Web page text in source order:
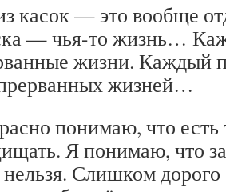
касок — это вообще
— чья-то жизнь…
жизни. Каждый
жизней…
понимаю, что
Я понимаю, что
Слишком